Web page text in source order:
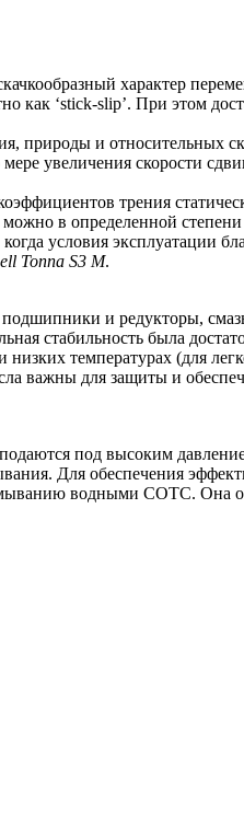
характер
‘stick-slip’. При этом
природы и относительных
увеличения скорости
трения
в определенной степени
условия эксплуатации
Tonna S3 M.
подшипники и редукторы,
стабильность была
температурах (для
важны для защиты и
под высоким
Для обеспечения
водными СОТС. Она